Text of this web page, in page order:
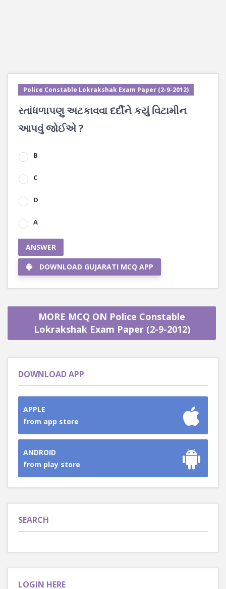
Police Constable Lokrakshak Exam Paper (2-9-2012)
રતાંધળાપણુ અટકાવવા દર્દીને કયું વિટામીન
આપવું જોઈએ ?
B
C
D
A
ANSWER
DOWNLOAD GUJARATI MCQ APP
MORE MCQ ON Police Constable
Lokrakshak Exam Paper (2-9-2012)
DOWNLOAD APP
APPLE
from app store
ANDROID
from play store
SEARCH
LOGIN HERE